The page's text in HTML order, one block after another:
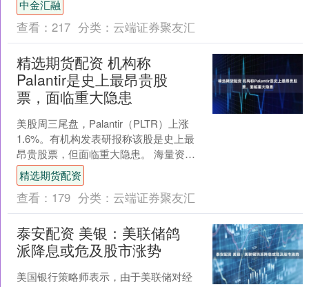
兰总统泽连斯基签....
中金汇融
查看： 217 分类： 云端证券聚友汇
精选期货配资 机构称
Palantir是史上最昂贵股
票，面临重大隐患
美股周三尾盘，Palantir（PLTR）上涨
1.6%。有机构发表研报称该股是史上最
昂贵股票，但面临重大隐患。 海量资
讯、精准解读，尽在新浪财经APP 责任
编辑....
精选期货配资
查看： 179 分类： 云端证券聚友汇
泰安配资 美银：美联储鸽
派降息或危及股市涨势
美国银行策略师表示，由于美联储对经